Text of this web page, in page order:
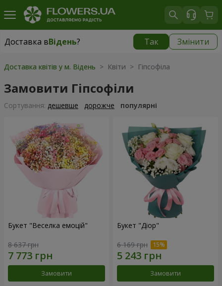
Доставка вВідень? Так Змінити
Доставка вВідень|
Доставка квітів у м. Відень > Квіти > Гіпсофіла
Замовити Гіпсофіли
Сортування: дешевше дорожче популярні
Букет "Веселка емоцій"
8 637 грн
Замовити
Букет "Діор"
6 169 грн
Замовити